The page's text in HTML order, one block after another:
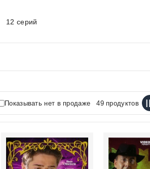
12 серий
Показывать нет в продаже 49 продуктов